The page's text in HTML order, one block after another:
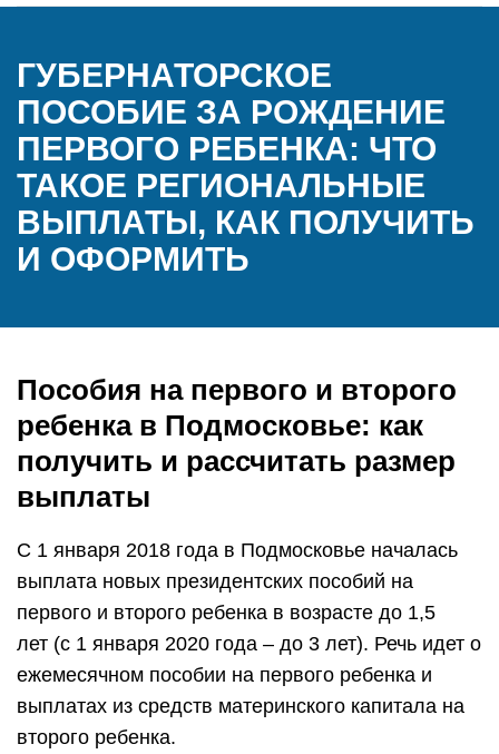
ГУБЕРНАТОРСКОЕ
ПОСОБИЕ ЗА РОЖДЕНИЕ
ПЕРВОГО РЕБЕНКА: ЧТО
ТАКОЕ РЕГИОНАЛЬНЫЕ
ВЫПЛАТЫ, КАК ПОЛУЧИТЬ
И ОФОРМИТЬ
Пособия на первого и второго
ребенка в Подмосковье: как
получить и рассчитать размер
выплаты
С 1 января 2018 года в Подмосковье началась
выплата новых президентских пособий на
первого и второго ребенка в возрасте до 1,5
лет (с 1 января 2020 года – до 3 лет). Речь идет о
ежемесячном пособии на первого ребенка и
выплатах из средств материнского капитала на
второго ребенка.